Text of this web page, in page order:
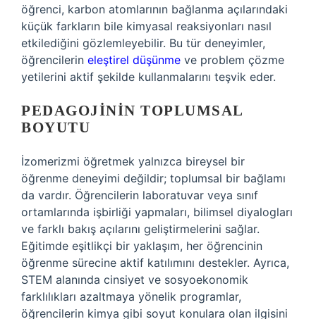
öğrenci, karbon atomlarının bağlanma açılarındaki
küçük farkların bile kimyasal reaksiyonları nasıl
etkilediğini gözlemleyebilir. Bu tür deneyimler,
öğrencilerin eleştirel düşünme ve problem çözme
yetilerini aktif şekilde kullanmalarını teşvik eder.
PEDAGOJININ TOPLUMSAL
BOYUTU
İzomerizmi öğretmek yalnızca bireysel bir
öğrenme deneyimi değildir; toplumsal bir bağlamı
da vardır. Öğrencilerin laboratuvar veya sınıf
ortamlarında işbirliği yapmaları, bilimsel diyalogları
ve farklı bakış açılarını geliştirmelerini sağlar.
Eğitimde eşitlikçi bir yaklaşım, her öğrencinin
öğrenme sürecine aktif katılımını destekler. Ayrıca,
STEM alanında cinsiyet ve sosyoekonomik
farklılıkları azaltmaya yönelik programlar,
öğrencilerin kimya gibi soyut konulara olan ilgisini